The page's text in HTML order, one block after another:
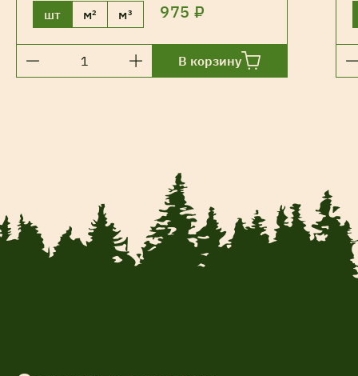
шт м² м³ 975 ₽
В корзину